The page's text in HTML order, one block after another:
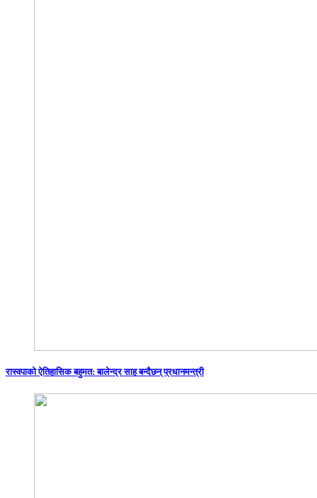
रास्वपाको ऐतिहासिक बहुमत: बालेन्द्र साह बन्दैछन् प्रधानमन्त्री